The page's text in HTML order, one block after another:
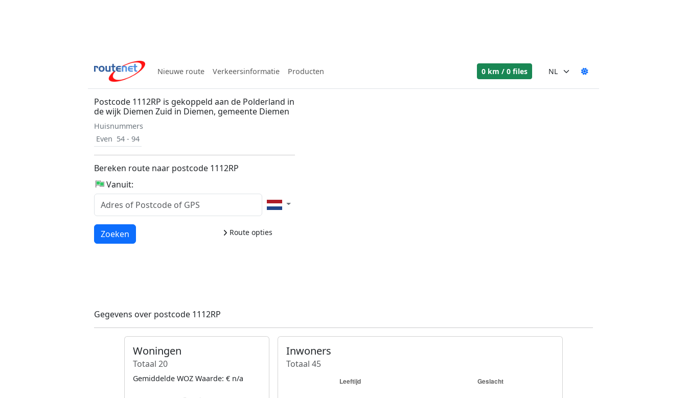
Nieuwe route Verkeersinformatie Producten 0 km / 0 files
Postcode 1112RP is gekoppeld aan de Polderland in
de wijk Diemen Zuid in Diemen, gemeente Diemen
Huisnummers
Even 54 - 94
Bereken route naar postcode 1112RP
Vanuit:
Route opties
Laden...
Zoeken
Gegevens over postcode 1112RP
Woningen
Totaal 20
Gemiddelde WOZ Waarde: € n/a
Inwoners
Totaal 45